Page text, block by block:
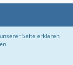
Seite erklären